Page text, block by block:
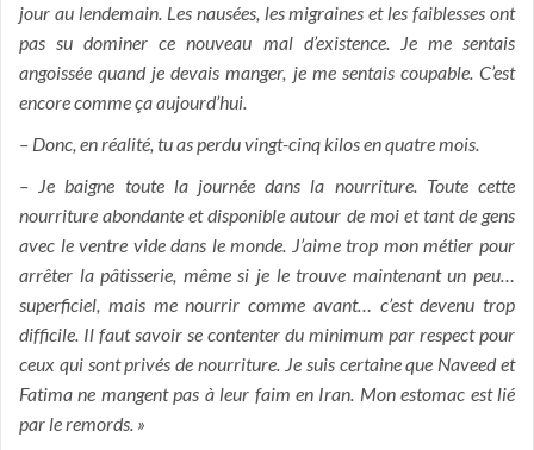
jour au lendemain. Les nausées, les migraines et les faiblesses ont
pas su dominer ce nouveau mal d’existence. Je me sentais
angoissée quand je devais manger, je me sentais coupable. C’est
encore comme ça aujourd’hui.
– Donc, en réalité, tu as perdu vingt-cinq kilos en quatre mois.
– Je baigne toute la journée dans la nourriture. Toute cette
nourriture abondante et disponible autour de moi et tant de gens
avec le ventre vide dans le monde. J’aime trop mon métier pour
arrêter la pâtisserie, même si je le trouve maintenant un peu…
superficiel, mais me nourrir comme avant… c’est devenu trop
difficile. Il faut savoir se contenter du minimum par respect pour
ceux qui sont privés de nourriture. Je suis certaine que Naveed et
Fatima ne mangent pas à leur faim en Iran. Mon estomac est lié
par le remords. »